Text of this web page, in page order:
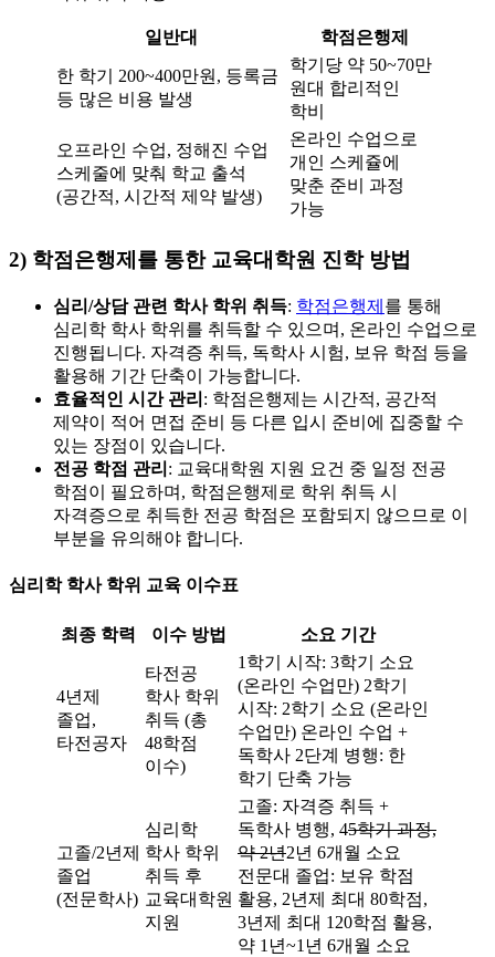
일반대 학점은행제
한 학기 200~400만원, 등록금
등 많은 비용 발생
학기당 약 50~70만
원대 합리적인
학비
오프라인 수업, 정해진 수업
스케줄에 맞춰 학교 출석
(공간적, 시간적 제약 발생)
온라인 수업으로
개인 스케쥴에
맞춘 준비 과정
가능
2) 학점은행제를 통한 교육대학원 진학 방법
심리/상담 관련 학사 학위 취득: 학점은행제 를 통해
심리학 학사 학위를 취득할 수 있으며, 온라인 수업으로
진행됩니다. 자격증 취득, 독학사 시험, 보유 학점 등을
활용해 기간 단축이 가능합니다.
효율적인 시간 관리 : 학점은행제는 시간적, 공간적
제약이 적어 면접 준비 등 다른 입시 준비에 집중할 수
있는 장점이 있습니다.
전공 학점 관리 : 교육대학원 지원 요건 중 일정 전공
학점이 필요하며, 학점은행제로 학위 취득 시
자격증으로 취득한 전공 학점은 포함되지 않으므로 이
부분을 유의해야 합니다.
심리학 학사 학위 교육 이수표
최종 학력 이수 방법 소요 기간
4년제
졸업,
타전공자
타전공
학사 학위
취득 (총
48학점
이수)
1학기 시작: 3학기 소요
(온라인 수업만) 2학기
시작: 2학기 소요 (온라인
수업만) 온라인 수업 +
독학사 2단계 병행: 한
학기 단축 가능
고졸/2년제
졸업
(전문학사)
심리학
학사 학위
취득 후
교육대학원
지원
고졸: 자격증 취득 +
독학사 병행, 45학기 과정,
약 2년2년 6개월 소요
전문대 졸업: 보유 학점
활용, 2년제 최대 80학점,
3년제 최대 120학점 활용,
약 1년~1년 6개월 소요